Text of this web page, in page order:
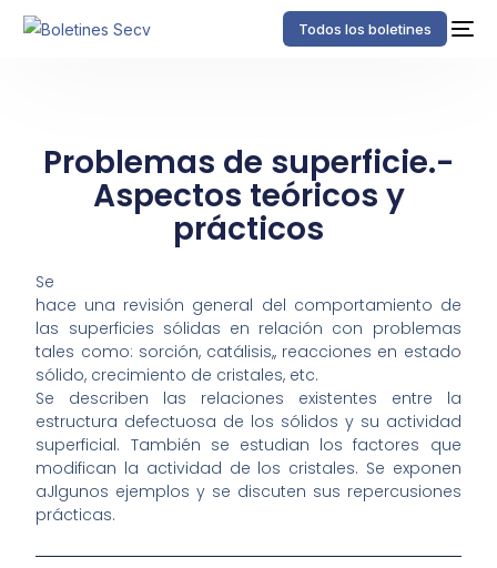
Todos los boletines
Problemas de superficie.-
Aspectos teóricos y
prácticos
Se
hace una revisión general del comportamiento de
las superficies sólidas en relación con problemas
tales como: sorción, catálisis,, reacciones en estado
sólido, crecimiento de cristales, etc.
Se describen las relaciones existentes entre la
estructura defectuosa de los sólidos y su actividad
superficial. También se estudian los factores que
modifican la actividad de los cristales. Se exponen
aJlgunos ejemplos y se discuten sus repercusiones
prácticas.